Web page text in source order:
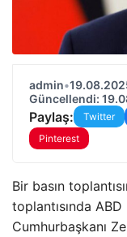
admin•
Güncellendi:
Paylaş: Twitter
Pinterest
Bir basın
toplantısında
Cumhurbaşkanı